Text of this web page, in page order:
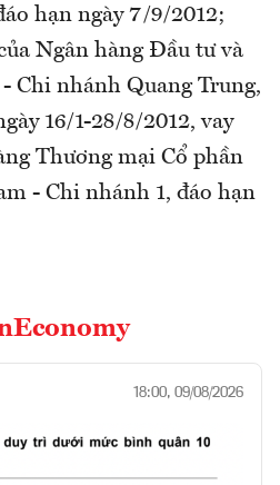
hạn ngày 7/9/2012;
Ngân hàng Đầu tư và
Chi nhánh Quang Trung,
16/1-28/8/2012, vay
Thương mại Cổ phần
- Chi nhánh 1, đáo hạn
18:00, 09/08/2026